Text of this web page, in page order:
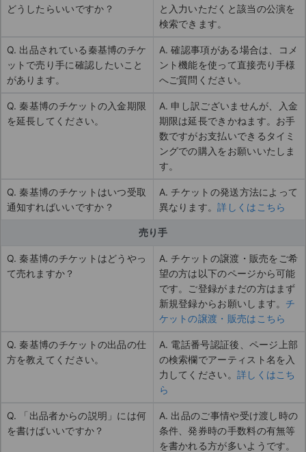
どうしたらいいですか？
と入力いただくと該当の公演を
検索できます。
Q. 出品されている秦基博のチケ
ットで売り手に確認したいこと
があります。
A. 確認事項がある場合は、コメ
ント機能を使って直接売り手様
へご質問ください。
Q. 秦基博のチケットの入金期限
を延長してください。
A. 申し訳ございませんが、入金
期限は延長できかねます。お手
数ですがお支払いできるタイミ
ングでの購入をお願いいたしま
す。
Q. 秦基博のチケットはいつ受取
通知すればいいですか？
A. チケットの発送方法によって
異なります。詳しくはこちら
売り手
Q. 秦基博のチケットはどうやっ
て売れますか？
A. チケットの譲渡・販売をご希
望の方は以下のページから可能
です。ご登録がまだの方はまず
新規登録からお願いします。 チ
ケットの譲渡・販売はこちら
Q. 秦基博のチケットの出品の仕
方を教えてください。
A. 電話番号認証後、ページ上部
の検索欄でアーティスト名を入
力してください。 詳しくはこち
ら
Q. 「出品者からの説明」には何
を書けばいいですか？
A. 出品のご事情や受け渡し時の
条件、発券時の手数料の有無等
を書かれる方が多いようです。